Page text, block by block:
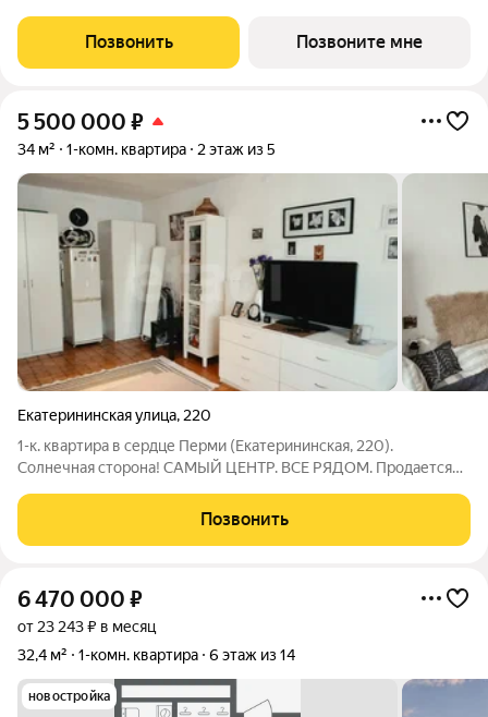
воплощает в себе современные стандарты городского жилья,
сочетая технологичность, эстетику и
Позвонить Позвоните мне
5 500 000 ₽
34 м² 1-комн. квартира 2 этаж из 5
Екатерининская улица, 220
1-к. квартира в сердце Перми (Екатерининская, 220).
Солнечная сторона! САМЫЙ ЦЕНТР. ВСЕ РЯДОМ. Продается
на улице Екатерининская, 220. Почему эту квартиру стоит
Позвонить
6 470 000 ₽
от 23 243 ₽ в месяц
32,4 м²
1-комн. квартира 6 этаж из 14
новостройка